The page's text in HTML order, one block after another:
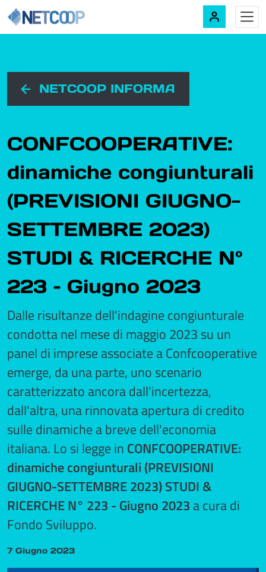
Navigazione principale
NETCOOP INFORMA
CONFCOOPERATIVE:
dinamiche congiunturali
(PREVISIONI GIUGNO-
SETTEMBRE 2023)
STUDI & RICERCHE N°
223 – Giugno 2023
Dalle risultanze dell'indagine congiunturale
condotta nel mese di maggio 2023 su un
panel di imprese associate a Confcooperative
emerge, da una parte, uno scenario
caratterizzato ancora dall'incertezza,
dall'altra, una rinnovata apertura di credito
sulle dinamiche a breve dell'economia
italiana. Lo si legge in CONFCOOPERATIVE:
dinamiche congiunturali (PREVISIONI
GIUGNO-SETTEMBRE 2023) STUDI &
RICERCHE N° 223 - Giugno 2023 a cura di
Fondo Sviluppo.
7 Giugno 2023